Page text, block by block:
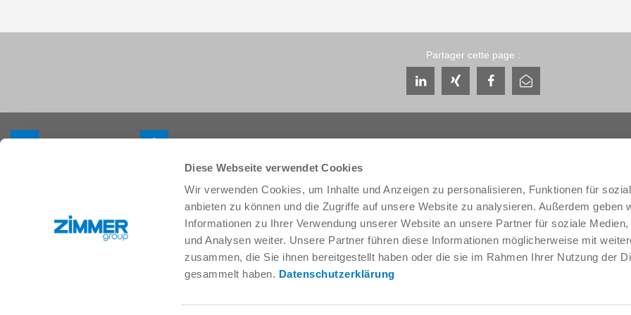
Diese Webseite verwendet Cookies
Wir verwenden Cookies, um Inhalte und Anzeigen zu personalisieren, Funktionen für
anbieten zu können und die Zugriffe auf unsere Website zu analysieren. Außerdem geben
Informationen zu Ihrer Verwendung unserer Website an unsere Partner für soziale Medien,
und Analysen weiter. Unsere Partner führen diese Informationen möglicherweise mit
zusammen, die Sie ihnen bereitgestellt haben oder die sie im Rahmen Ihrer Nutzung der
gesammelt haben. Datenschutzerklärung
Partager cette page :
Construction de machineset
Nouveautés
Solutions système
Technique des procédés
SOFT CLOSE
Interlocuteurs
Service
données
THE KNOW-HOW
Salons et événements
Zimmer Group